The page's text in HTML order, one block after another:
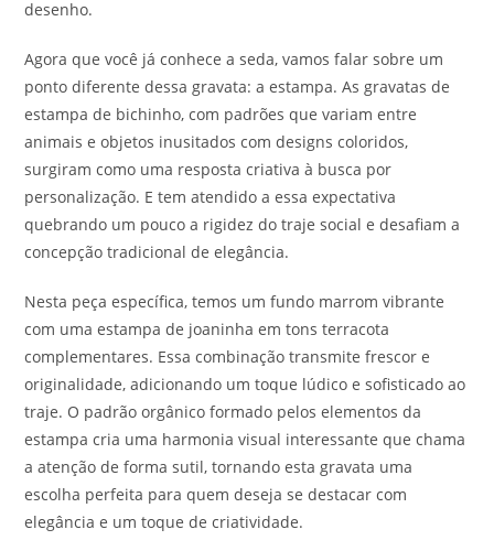
desenho.
Agora que você já conhece a seda, vamos falar sobre um
ponto diferente dessa gravata: a estampa. As gravatas de
estampa de bichinho, com padrões que variam entre
animais e objetos inusitados com designs coloridos,
surgiram como uma resposta criativa à busca por
personalização. E tem atendido a essa expectativa
quebrando um pouco a rigidez do traje social e desafiam a
concepção tradicional de elegância.
Nesta peça específica, temos um fundo marrom vibrante
com uma estampa de joaninha em tons terracota
complementares. Essa combinação transmite frescor e
originalidade, adicionando um toque lúdico e sofisticado ao
traje. O padrão orgânico formado pelos elementos da
estampa cria uma harmonia visual interessante que chama
a atenção de forma sutil, tornando esta gravata uma
escolha perfeita para quem deseja se destacar com
elegância e um toque de criatividade.